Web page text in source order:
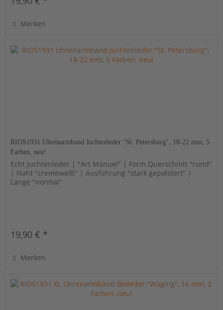
Merken
RIOS1931 Uhrenarmband Juchtenleder "St. Petersburg", 18-22 mm, 5
Farben, neu!
Echt Juchtenleder | "Art Manuel" | Form Querschnitt "rund"
| Naht "cremeweiß" | Ausführung "stark gepolstert" |
Länge "normal"
19,90 € *
Merken